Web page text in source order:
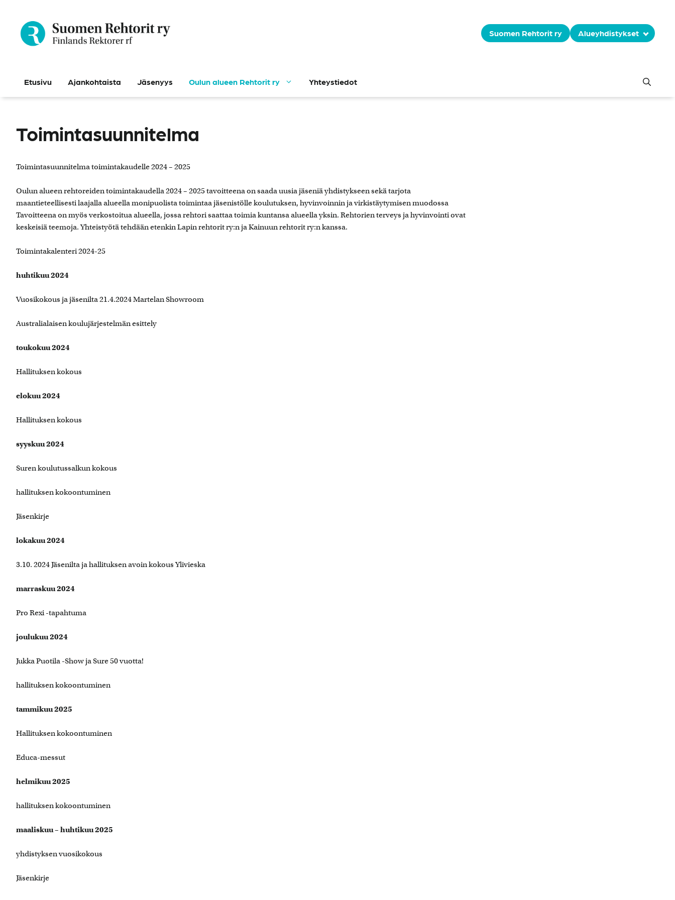
Suomen Rehtorit ry Alueyhdistykset
Etusivu Ajankohtaista Jäsenyys Oulun alueen Rehtorit ry Yhteystiedot
Toimintasuunnitelma
Toimintasuunnitelma toimintakaudelle 2024 – 2025
Oulun alueen rehtoreiden toimintakaudella 2024 – 2025 tavoitteena on saada uusia jäseniä yhdistykseen sekä tarjota
maantieteellisesti laajalla alueella monipuolista toimintaa jäsenistölle koulutuksen, hyvinvoinnin ja virkistäytymisen muodossa
Tavoitteena on myös verkostoitua alueella, jossa rehtori saattaa toimia kuntansa alueella yksin. Rehtorien terveys ja hyvinvointi ovat
keskeisiä teemoja. Yhteistyötä tehdään etenkin Lapin rehtorit ry:n ja Kainuun rehtorit ry:n kanssa.
Toimintakalenteri 2024-25
huhtikuu 2024
Vuosikokous ja jäsenilta 21.4.2024 Martelan Showroom
Australialaisen koulujärjestelmän esittely
toukokuu 2024
Hallituksen kokous
elokuu 2024
Hallituksen kokous
syyskuu 2024
Suren koulutussalkun kokous
hallituksen kokoontuminen
Jäsenkirje
lokakuu 2024
3.10. 2024 Jäsenilta ja hallituksen avoin kokous Ylivieska
marraskuu 2024
Pro Rexi -tapahtuma
joulukuu 2024
Jukka Puotila -Show ja Sure 50 vuotta!
hallituksen kokoontuminen
tammikuu 2025
Hallituksen kokoontuminen
Educa-messut
helmikuu 2025
hallituksen kokoontuminen
maaliskuu – huhtikuu 2025
yhdistyksen vuosikokous
Jäsenkirje